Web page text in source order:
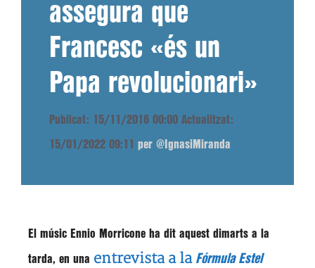
assegura que
Francesc «és un
Papa revolucionari»
Publicat: 15/11/2016 00:00 Actualitzat:
15/01/2022 09:11 per @IgnasiMiranda
El músic Ennio Morricone ha dit aquest dimarts a la
tarda, en una entrevista a la Fórmula Estel